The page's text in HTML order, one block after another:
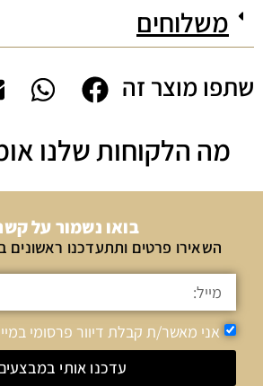
משלוחים
שתפו מוצר זה
מה הלקוחות שלנו
בואו נשמור על
השאירו פרטים ותתעדכנו ראשונים
אני מאשר/ת קבלת דיוור פרסומי
עדכנו אותי